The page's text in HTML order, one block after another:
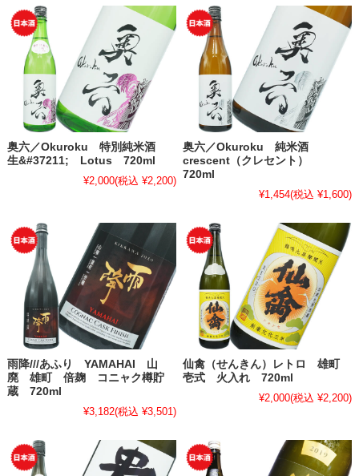
奥六／Okuroku 特別純米酒
生&#37211; Lotus 720ml
¥2,000(税込 ¥2,200)
奥六／Okuroku 純米酒
crescent（クレセント）
720ml
¥1,454(税込 ¥1,600)
雨降///あふり YAMAHAI 山
廃 雄町 倍麹 コニャク樽貯
蔵 720ml
¥3,182(税込 ¥3,501)
仙禽（せんきん）レトロ 雄町
壱式 火入れ 720ml
¥2,000(税込 ¥2,200)